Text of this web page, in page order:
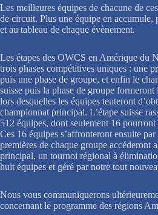
Les meilleures équipes de chacune de
de circuit. Plus une équipe en accumule,
et au tableau de chaque évènement.
Les étapes des OWCS en Amérique du
trois phases compétitives uniques : une
puis une phase de groupe, et enfin le
suisse puis la phase de groupe
lors desquelles les équipes tenteront
championnat principal. L’étape suisse
512 équipes, dont seulement 16 pourront
Ces 16 équipes s’affronteront ensuite
premières de chaque groupe accéderont
principal, un tournoi régional à
huit équipes et géré par notre tout
Nous vous communiquerons
concernant le programme des régions